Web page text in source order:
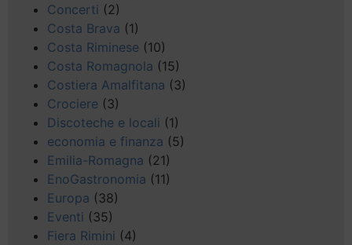
Concerti (2)
Costa Brava (1)
Costa Riminese (10)
Costa Romagnola (15)
Costiera Amalfitana (3)
Crociere (3)
Discoteche e locali (1)
economia e finanza (5)
Emilia-Romagna (21)
EnoGastronomia (11)
Europa (38)
Eventi (35)
Fiera Rimini (4)